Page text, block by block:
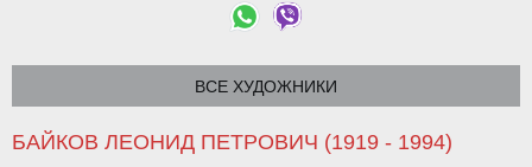
ВСЕ ХУДОЖНИКИ
БАЙКОВ ЛЕОНИД ПЕТРОВИЧ (1919 - 1994)